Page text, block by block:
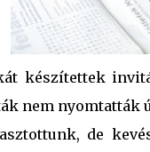
készítettek
nem nyomtatták
de